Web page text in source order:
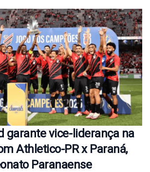
garante vice-liderança na
Athletico-PR x Paraná,
Paranaense